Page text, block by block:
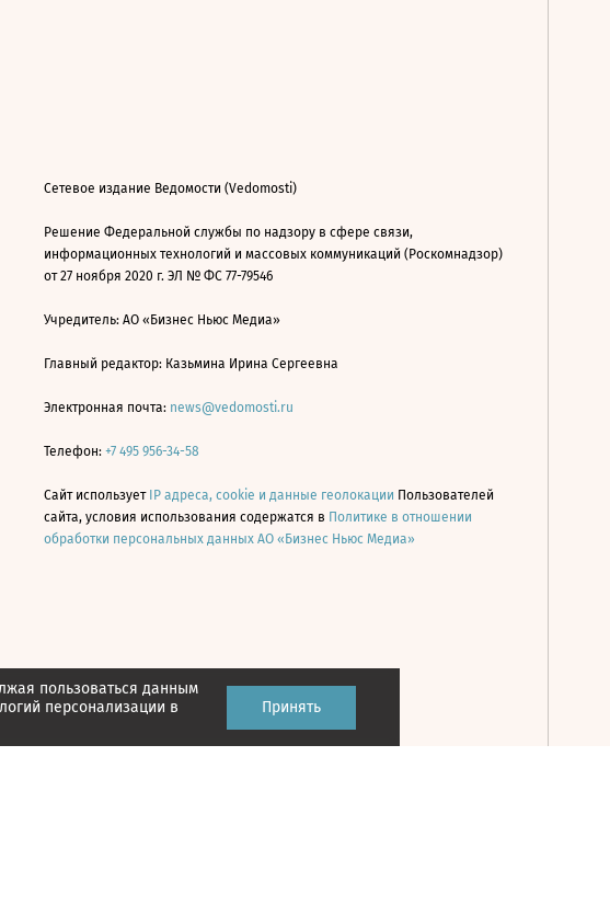
пользоваться данным
персонализации в
Принять
Сетевое издание Ведомости (Vedomosti)
Решение Федеральной службы по надзору в сфере связи,
информационных технологий и массовых коммуникаций (Роскомнадзор)
от 27 ноября 2020 г. ЭЛ № ФС 77-79546
Учредитель: АО «Бизнес Ньюс Медиа»
Главный редактор: Казьмина Ирина Сергеевна
Электронная почта: news@vedomosti.ru
Телефон: +7 495 956-34-58
Сайт использует IP адреса, cookie и данные геолокации Пользователей
сайта, условия использования содержатся в Политике в отношении
обработки персональных данных АО «Бизнес Ньюс Медиа»